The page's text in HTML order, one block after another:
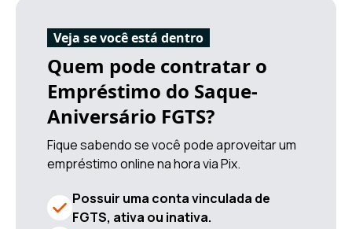
Veja se você está dentro
Quem pode contratar o
Empréstimo do Saque-
Aniversário FGTS?
Fique sabendo se você pode aproveitar um
empréstimo online na hora via Pix.
Possuir uma conta vinculada de
FGTS, ativa ou inativa.